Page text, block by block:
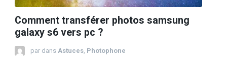
Comment transférer photos samsung
galaxy s6 vers pc ?
par dans Astuces Photophone